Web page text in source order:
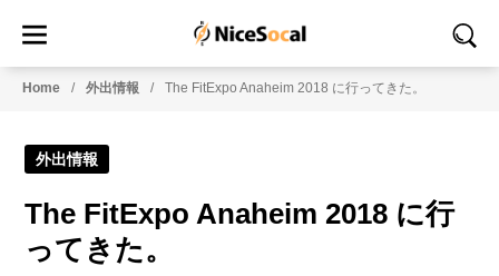
Home 外出情報 The FitExpo Anaheim 2018 に行ってきた。
外出情報
The FitExpo Anaheim 2018 に行
ってきた。